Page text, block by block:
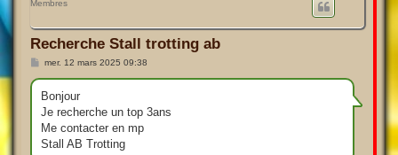
Membres
Recherche Stall trotting ab
M
s
s
g
e
mer. 12 mars 2025 09:38
Bonjour
Je recherche un top 3ans
Me contacter en mp
Stall AB Trotting